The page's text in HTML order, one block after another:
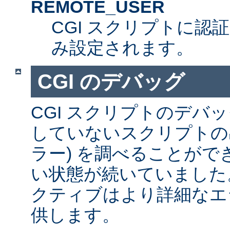
REMOTE_USER
CGI スクリプトに認
み設定されます。
CGI のデバッグ
CGI スクリプトのデバ
していないスクリプト
ラー) を調べることがで
い状態が続いていまし
クティブはより詳細な
供します。